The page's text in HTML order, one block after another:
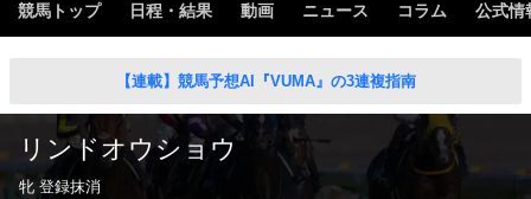
競馬トップ 日程・結果 動画 ニュース コラム 公式情
【連載】競馬予想AI『VUMA』の3連複指南
リンドオウショウ
牝 登録抹消